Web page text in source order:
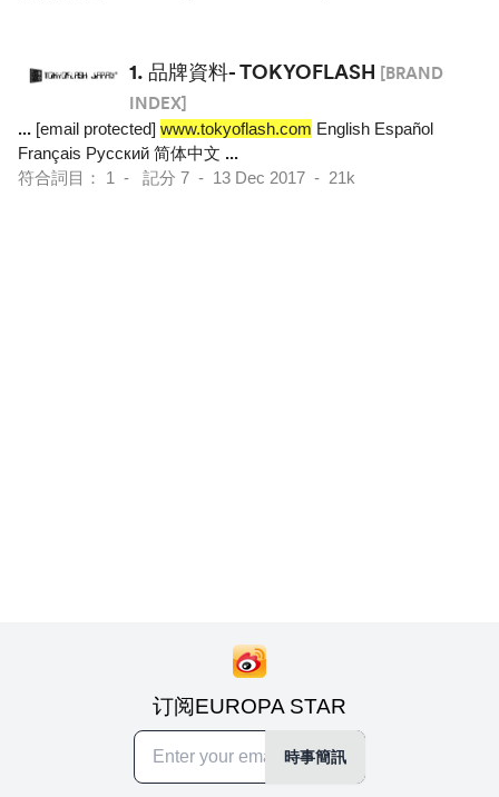
1. 品牌資料- TOKYOFLASH [BRAND
INDEX]
... [email protected] www.tokyoflash.com English Español
Français Pусский 简体中文 ...
符合詞目： 1 - 記分 7 - 13 Dec 2017 - 21k
订阅EUROPA STAR
時事簡訊